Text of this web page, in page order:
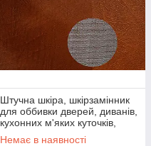
Штучна шкіра, шкірзамінник
для оббивки дверей, диванів,
кухонних м'яких куточків,
табуреток та ін меблів
Немає в наявності